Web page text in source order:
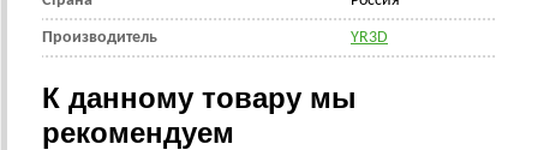
Производитель YR3D
К данному товару мы
рекомендуем